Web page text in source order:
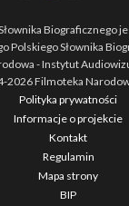
Biograficznego
Polskiego Słownika
- Instytut
2026Filmoteka
Polityka prywatności
Informacje o projekcie
Kontakt
Regulamin
Mapa strony
BIP